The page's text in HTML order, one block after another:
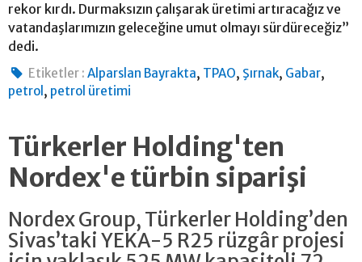
rekor kırdı. Durmaksızın çalışarak üretimi artıracağız ve
vatandaşlarımızın geleceğine umut olmayı sürdüreceğiz”
dedi.
Etiketler : Alparslan Bayrakta, TPAO, Şırnak, Gabar,
petrol , petrol üretimi
Türkerler Holding'ten
Nordex'e türbin siparişi
Nordex Group, Türkerler Holding’den
Sivas’taki YEKA-5 R25 rüzgâr projesi